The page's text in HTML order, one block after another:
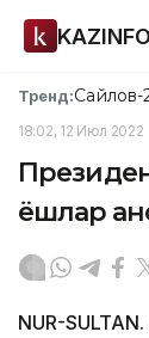
Тренд:Сайлов-
18:02, 12 Июл 2022
ёшлар
NUR-